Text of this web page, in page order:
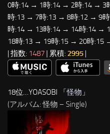
0時:14 → 1時:14 → 2時:14 →
時:13 → 7時:13 → 8時:12 → 9
時:14 → 13時:14 → 14時:14 →
18時:13 → 19時:15 → 20時:15
| 指数: 1487 | 累積: 2995
18位…YOASOBI 「怪物 」
(アルバム: 怪物 – Single)